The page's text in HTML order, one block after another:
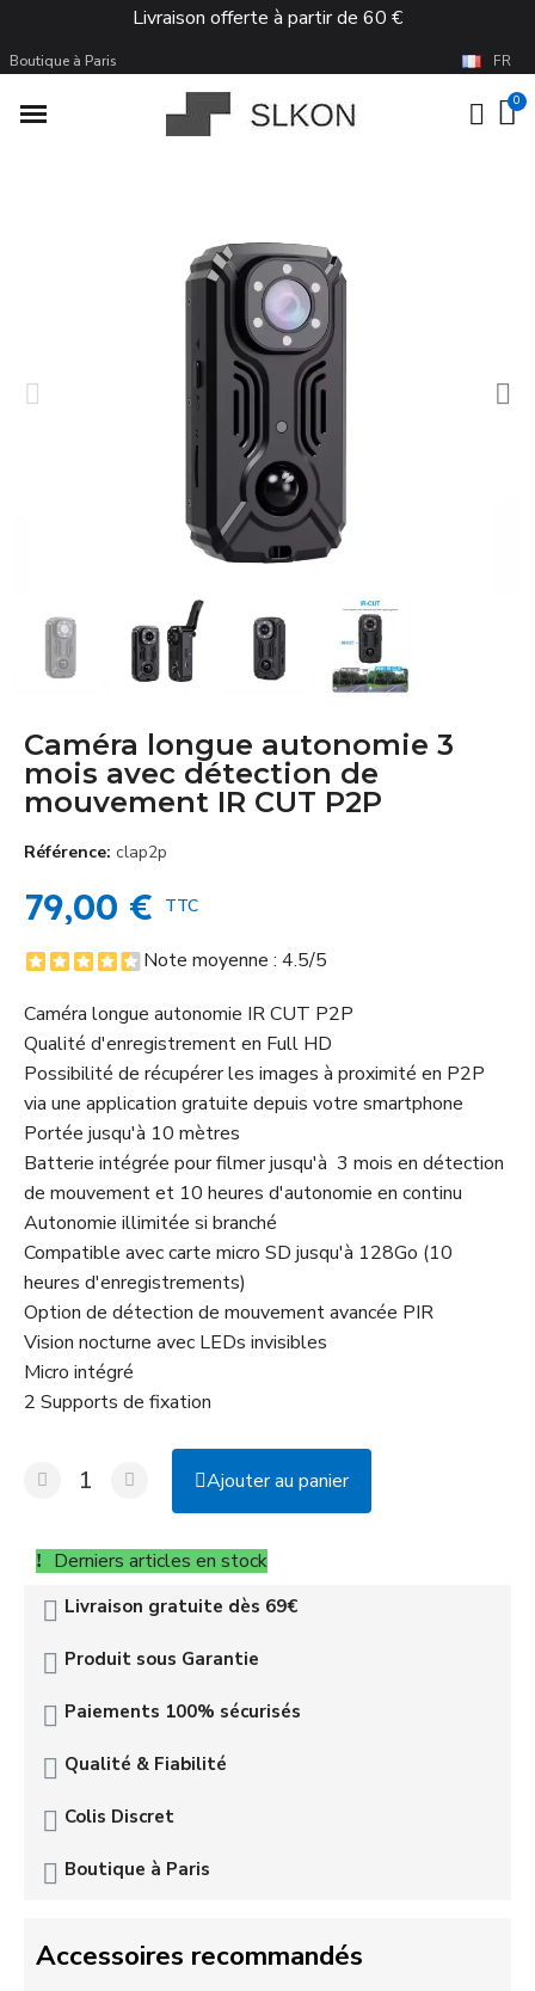
Livraison offerte à partir de 60 €
Boutique à Paris FR
Caméra longue autonomie 3
mois avec détection de
mouvement IR CUT P2P
Référence clap2p
79,00 € TTC
Note moyenne : 4.5/5
Caméra longue autonomie IR CUT P2P
Qualité d'enregistrement en Full HD
Possibilité de récupérer les images à proximité en P2P
via une application gratuite depuis votre smartphone
Portée jusqu'à 10 mètres
Batterie intégrée pour filmer jusqu'à 3 mois en détection
de mouvement et 10 heures d'autonomie en continu
Autonomie illimitée si branché
Compatible avec carte micro SD jusqu'à 128Go (10
heures d'enregistrements)
Option de détection de mouvement avancée PIR
Vision nocturne avec LEDs invisibles
Micro intégré
2 Supports de fixation
Ajouter au panier
Derniers articles en stock
Livraison gratuite dès 69€
Produit sous Garantie
Paiements 100% sécurisés
Qualité & Fiabilité
Colis Discret
Boutique à Paris
Accessoires recommandés